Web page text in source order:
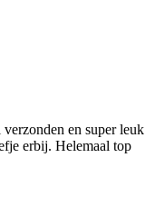
en super leuk
erbij. Helemaal top